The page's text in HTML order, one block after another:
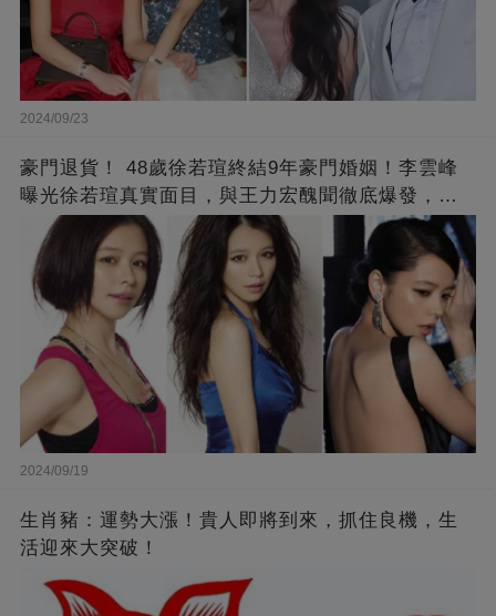
2024/09/23
豪門退貨！ 48歲徐若瑄終結9年豪門婚姻！李雲峰
曝光徐若瑄真實面目，與王力宏醜聞徹底爆發，原
來李靚蕾說的都是真的 ！
2024/09/19
生肖豬：運勢大漲！貴人即將到來，抓住良機，生
活迎來大突破！